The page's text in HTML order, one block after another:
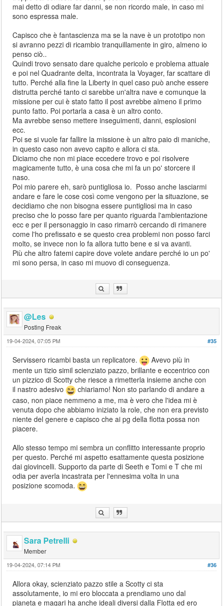
mai detto di odiare far danni, se non ricordo male, in caso mi
sono espressa male.
Capisco che è fantascienza ma se la nave è un prototipo non
si avranno pezzi di ricambio tranquillamente in giro, almeno io
penso ciò..
Quindi trovo sensato dare qualche pericolo e problema attuale
e poi nel Quadrante delta, incontrata la Voyager, far scattare di
tutto. Perché alla fine la Liberty in quel caso può anche essere
distrutta perché tanto ci sarebbe un'altra nave e comunque la
missione per cui è stato fatto il post avrebbe almeno il primo
punto fatto. Poi portarla a casa è un altro conto.
Ma avrebbe senso mettere inseguimenti, danni, esplosioni
ecc.
Poi se si vuole far fallire la missione è un altro paio di maniche,
in questo caso non avevo capito e allora ci sta.
Diciamo che non mi piace eccedere trovo e poi risolvere
magicamente tutto, è una cosa che mi fa un po' storcere il
naso.
Poi mio parere eh, sarò puntigliosa io. Posso anche lasciarmi
andare e fare le cose così come vengono per la situazione, se
decidiamo che non bisogna essere puntigliosi ma in caso
preciso che lo posso fare per quanto riguarda l'ambientazione
ecc e per il personaggio in caso rimarrò cercando di rimanere
come l'ho prefissato e se questo crea problemi non posso farci
molto, se invece non lo fa allora tutto bene e si va avanti.
Più che altro fatemi capire dove volete andare perché io un po'
mi sono persa, in caso mi muovo di conseguenza.
@Les
Posting Freak
#35
19-04-2024, 07:05 PM
Servissero ricambi basta un replicatore.
Avevo più in
mente un tizio simil scienziato pazzo, brillante e eccentrico con
un pizzico di Scotty che riesce a rimetterla insieme anche con
il nastro adesivo
chiariamo! Non sto parlando di andare a
caso, non piace nemmeno a me, ma è vero che l'idea mi è
venuta dopo che abbiamo iniziato la role, che non era previsto
niente del genere e capisco che ai pg della flotta possa non
piacere.
Allo stesso tempo mi sembra un conflitto interessante proprio
per questo. Perché mi aspetto esattamente questa posizione
dai giovincelli. Supporto da parte di Seeth e Tomi e T che mi
odia per averla incastrata per l'ennesima volta in una
posizione scomoda.
Sara Petrelli
Member
#36
19-04-2024, 07:14 PM
Allora okay, scienziato pazzo stile a Scotty ci sta
assolutamente, io mi ero bloccata a prendiamo uno dal
pianeta e magari ha anche ideali diversi dalla Flotta ed ero